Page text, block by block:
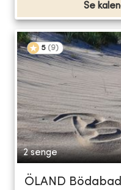
Se
5 (9)
2 senge
ÖLAND